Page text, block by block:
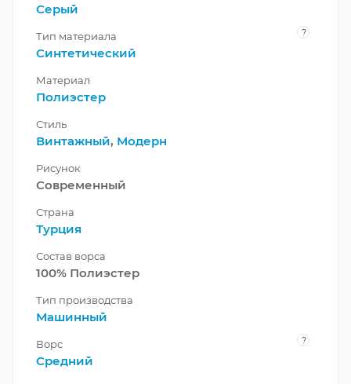
Серый
Тип материала ?
Синтетический
Материал
Полиэстер
Стиль
Винтажный, Модерн
Рисунок
Современный
Страна
Турция
Состав ворса
100% Полиэстер
Тип производства
Машинный
Ворс ?
Средний